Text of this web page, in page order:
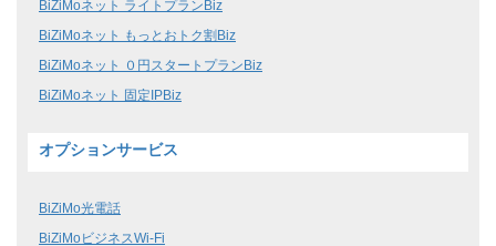
BiZiMoネット ライトプランBiz
BiZiMoネット もっとおトク割Biz
BiZiMoネット ０円スタートプランBiz
BiZiMoネット 固定IPBiz
オプションサービス
BiZiMo光電話
BiZiMoビジネスWi-Fi